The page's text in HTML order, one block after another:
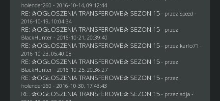
holender260 - 2016-10-14, 09:12:44
RE: ✰OGŁOSZENIA TRANSFEROWE✰ SEZON 15 - przez Speed -
2016-10-19, 10:04:34
RE: ✰OGŁOSZENIA TRANSFEROWE✰ SEZON 15 - przez
BlackHunter- 2016-10-21, 20:39:40
RE: ✰OGŁOSZENIA TRANSFEROWE✰ SEZON 15 - przez karlo71 -
2016-10-23, 05:40:08
RE: ✰OGŁOSZENIA TRANSFEROWE✰ SEZON 15 - przez
BlackHunter- 2016-10-25, 20:36:27
RE: ✰OGŁOSZENIA TRANSFEROWE✰ SEZON 15 - przez
holender260 - 2016-10-30, 17:43:43
RE: ✰OGŁOSZENIA TRANSFEROWE✰ SEZON 15 - przez adja -